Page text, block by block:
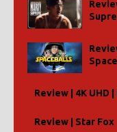
Review | 4K UHD
Review | Star Fox